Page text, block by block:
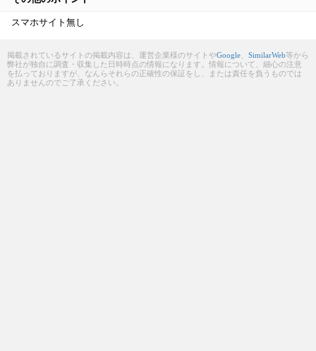
スマホサイト無し
掲載されているサイトの掲載内容は、運営企業様のサイトやGoogle SimilarWeb等から
弊社が独自に調査・収集した日時時点の情報になります。情報について、細心の注意
を払っておりますが、なんらそれらの正確性の保証をし、または責任を負うものでは
ありませんのでご了承ください。